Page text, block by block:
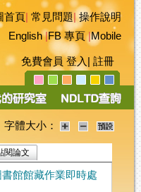
首頁 常見問題|操作說明
English|FB 專頁|Mobile
免費會員 登入 註冊
字體大小：
閱論文
館館藏作業即時處